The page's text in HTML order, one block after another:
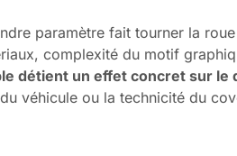
paramètre fait tourner la
complexité du motif
détient un effet concret sur le
véhicule ou la technicité du